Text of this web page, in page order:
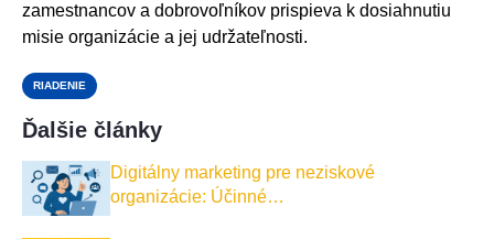
zamestnancov a dobrovoľníkov prispieva k dosiahnutiu
misie organizácie a jej udržateľnosti.
RIADENIE
Ďalšie články
Digitálny marketing pre neziskové
organizácie: Účinné…